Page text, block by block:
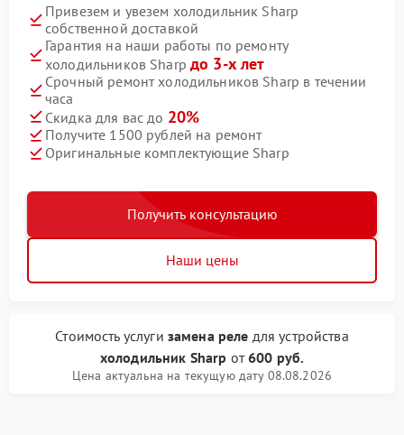
Привезем и увезем холодильник Sharp
собственной доставкой
Гарантия на наши работы по ремонту
холодильников Sharpдо 3-х лет
Срочный ремонт холодильников Sharp в течении
часа
Скидка для вас до 20%
Получите 1500 рублей на ремонт
Оригинальные комплектующие Sharp
Получить консультацию
Наши цены
Стоимость услуги замена реле для устройства
холодильник Sharp от600 руб.
Цена актуальна на текущую дату 08.08.2026